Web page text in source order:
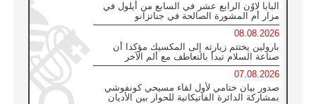
البابا لاوُن الرابع عشر في السابع من أيلول في
مزار أم المشورة الصالحة في جناتزانو
08.08.2026
بارولين يختتم زيارته إلى المكسيك مؤكدا أن
صناعة السلام تبدأ بالتعاطف مع ألم الآخر
07.08.2026
صدور بيان ختامي لأول لقاء مسيحي كونفوشي
بمشاركة الدائرة الفاتيكانية للحوار بين الأديان